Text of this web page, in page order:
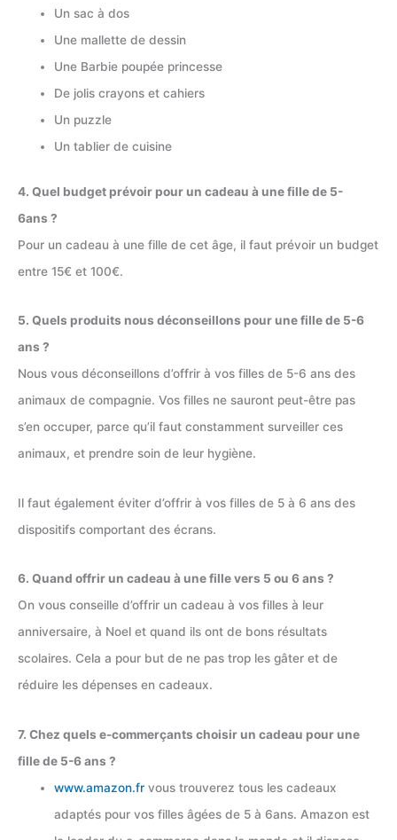
Un sac à dos
Une mallette de dessin
Une Barbie poupée princesse
De jolis crayons et cahiers
Un puzzle
Un tablier de cuisine
4. Quel budget prévoir pour un cadeau à une fille de 5-
6ans ?
Pour un cadeau à une fille de cet âge, il faut prévoir un budget
entre 15€ et 100€.
5. Quels produits nous déconseillons pour une fille de 5-6
ans ?
Nous vous déconseillons d’offrir à vos filles de 5-6 ans des
animaux de compagnie. Vos filles ne sauront peut-être pas
s’en occuper, parce qu’il faut constamment surveiller ces
animaux, et prendre soin de leur hygiène.
Il faut également éviter d’offrir à vos filles de 5 à 6 ans des
dispositifs comportant des écrans.
6. Quand offrir un cadeau à une fille vers 5 ou 6 ans ?
On vous conseille d’offrir un cadeau à vos filles à leur
anniversaire, à Noel et quand ils ont de bons résultats
scolaires. Cela a pour but de ne pas trop les gâter et de
réduire les dépenses en cadeaux.
7. Chez quels e-commerçants choisir un cadeau pour une
fille de 5-6 ans ?
www.amazon.fr vous trouverez tous les cadeaux
adaptés pour vos filles âgées de 5 à 6ans. Amazon est